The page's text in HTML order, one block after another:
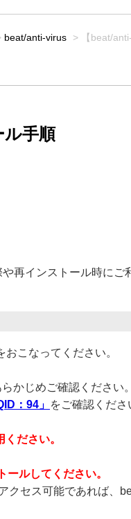
beat/anti-virus > 【beat/
ル手順
再インストール時にご
おこなってください。
かじめご確認ください。
：94」 をご確認くださ
ださい。
ルしてください。
クセス可能であれば、